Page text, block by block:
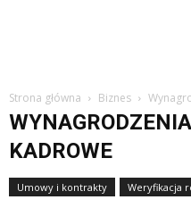
Strona główna Biznes
KADROWE
Umowy i kontrakty Weryfikacja